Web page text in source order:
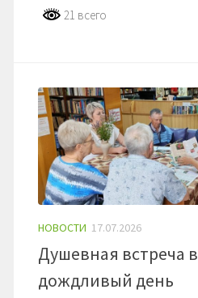
21 всего
НОВОСТИ 17.07.2026
Душевная встреча в
дождливый день